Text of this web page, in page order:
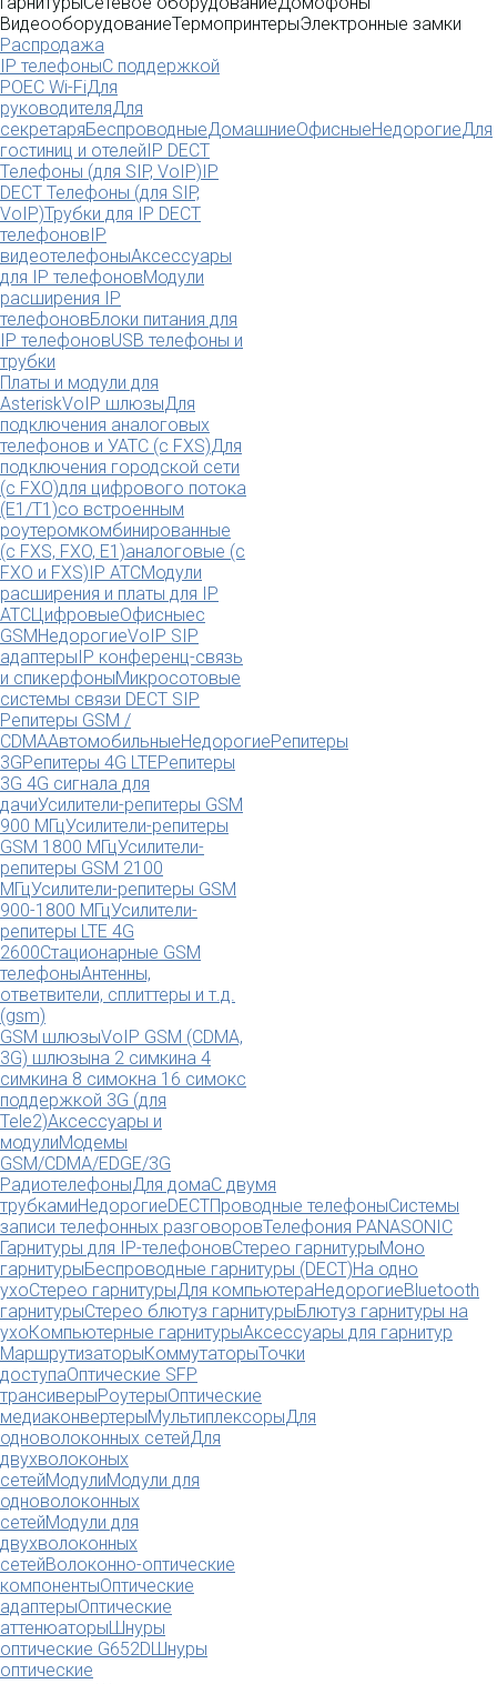
ВидеооборудованиеТермопринтерыЭлектронные замки
Распродажа
IP телефоныС поддержкой
POEC Wi-FiДля
руководителяДля
секретаряБеспроводныеДомашниеОфисныеНедорогиеДля
гостиниц и отелейIP DECT
Телефоны (для SIP, VoIP)IP
DECT Телефоны (для SIP,
VoIP)Трубки для IP DECT
телефоновIP
видеотелефоныАксессуары
для IP телефоновМодули
расширения IP
телефоновБлоки питания для
IP телефоновUSB телефоны и
трубки
Платы и модули для
AsteriskVoIP шлюзыДля
подключения аналоговых
телефонов и УАТС (с FXS)Для
подключения городской сети
(с FXO)для цифрового потока
(E1/T1)со встроенным
роутеромкомбинированные
(c FXS, FXO, E1)аналоговые (с
FXO и FXS)IP АТСМодули
расширения и платы для IP
АТСЦифровыеОфисныес
GSMНедорогиеVoIP SIP
адаптерыIP конференц-связь
и спикерфоныМикросотовые
системы связи DECT SIP
Репитеры GSM /
CDMAАвтомобильныеНедорогиеРепитеры
3GРепитеры 4G LTEРепитеры
3G 4G сигнала для
дачиУсилители-репитеры GSM
900 МГцУсилители-репитеры
GSM 1800 МГцУсилители-
репитеры GSM 2100
МГцУсилители-репитеры GSM
900-1800 МГцУсилители-
репитеры LTE 4G
2600Стационарные GSM
телефоныАнтенны,
ответвители, сплиттеры и т.д.
(gsm)
GSM шлюзыVoIP GSM (CDMA,
3G) шлюзына 2 симкина 4
симкина 8 симокна 16 симокс
поддержкой 3G (для
Tele2)Аксессуары и
модулиМодемы
GSM/CDMA/EDGE/3G
РадиотелефоныДля домаС двумя
трубкамиНедорогиеDECTПроводные телефоныСистемы
записи телефонных разговоровТелефония PANASONIC
Гарнитуры для IP-телефоновСтерео гарнитурыМоно
гарнитурыБеспроводные гарнитуры (DECT)На одно
ухоСтерео гарнитурыДля компьютераНедорогиеBluetooth
гарнитурыСтерео блютуз гарнитурыБлютуз гарнитуры на
ухоКомпьютерные гарнитурыАксессуары для гарнитур
МаршрутизаторыКоммутаторыТочки
доступаОптические SFP
трансиверыРоутерыОптические
медиаконвертерыМультиплексорыДля
одноволоконных сетейДля
двухволоконых
сетейМодулиМодули для
одноволоконных
сетейМодули для
двухволоконных
сетейВолоконно-оптические
компонентыОптические
адаптерыОптические
аттенюаторыШнуры
оптические G652DШнуры
оптические